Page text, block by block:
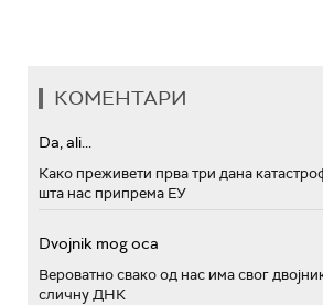
КОМЕНТАРИ
Da, ali...
Како преживети прва три дана
шта нас припрема ЕУ
Dvojnik mog oca
Вероватно свако од нас има свог
сличну ДНК